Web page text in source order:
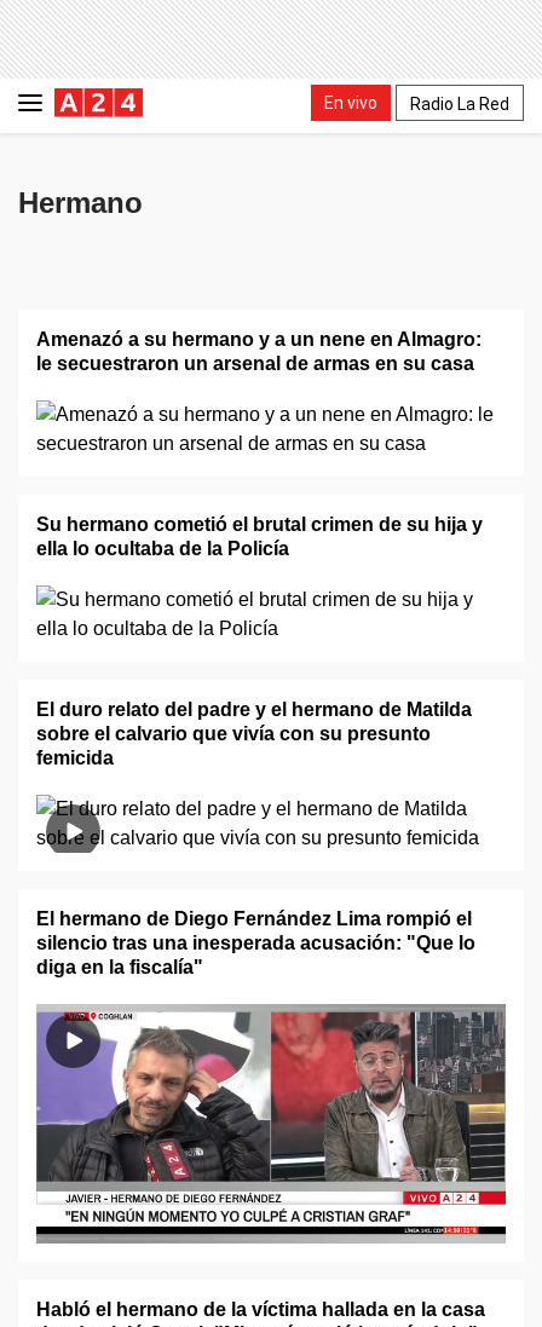
En vivo Radio La Red
Hermano
Amenazó a su hermano y a un nene en Almagro:
le secuestraron un arsenal de armas en su casa
Su hermano cometió el brutal crimen de su hija y
ella lo ocultaba de la Policía
El duro relato del padre y el hermano de Matilda
sobre el calvario que vivía con su presunto
femicida
El hermano de Diego Fernández Lima rompió el
silencio tras una inesperada acusación: "Que lo
diga en la fiscalía"
Habló el hermano de la víctima hallada en la casa